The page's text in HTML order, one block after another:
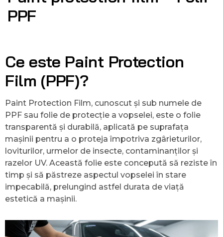
PPF
Ce este Paint Protection
Film (PPF)?
Paint Protection Film, cunoscut și sub numele de
PPF sau folie de protecție a vopselei, este o folie
transparentă și durabilă, aplicată pe suprafața
mașinii pentru a o proteja împotriva zgârieturilor,
loviturilor, urmelor de insecte, contaminanților și
razelor UV. Această folie este concepută să reziste în
timp și să păstreze aspectul vopselei în stare
impecabilă, prelungind astfel durata de viață
estetică a mașinii.